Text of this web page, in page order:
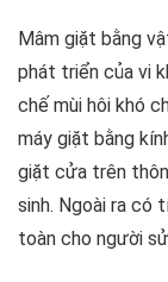
Mâm giặt bằng
phát triển của vi
chế mùi hôi khó
máy giặt bằng
giặt cửa trên
sinh. Ngoài ra có
toàn cho người